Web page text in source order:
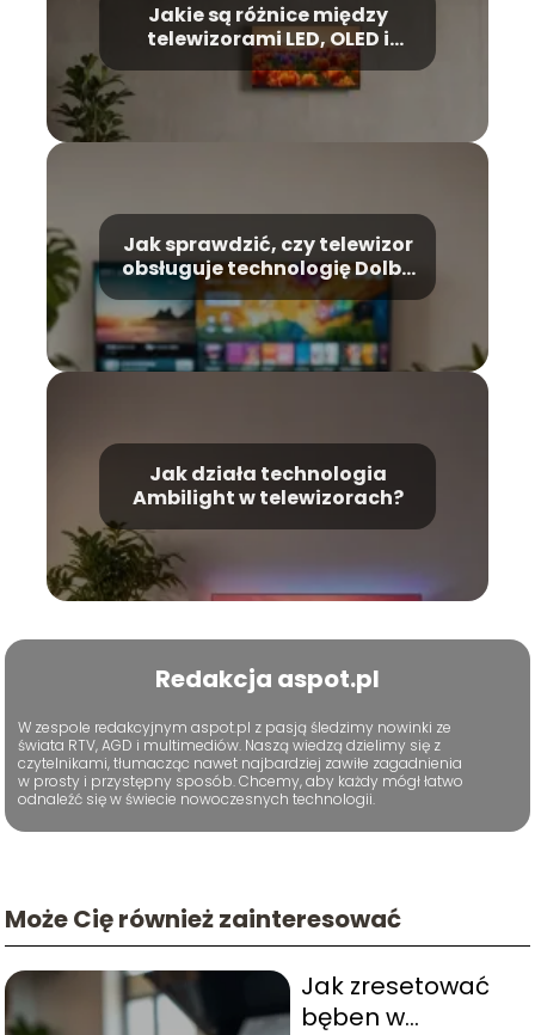
Jakie są różnice między
telewizorami LED, OLED i
QLED?
Jak sprawdzić, czy telewizor
obsługuje technologię Dolby
Atmos?
Jak działa technologia
Ambilight w telewizorach?
Redakcja aspot.pl
W zespole redakcyjnym aspot.pl z pasją śledzimy nowinki ze
świata RTV, AGD i multimediów. Naszą wiedzą dzielimy się z
czytelnikami, tłumacząc nawet najbardziej zawiłe zagadnienia
w prosty i przystępny sposób. Chcemy, aby każdy mógł łatwo
odnaleźć się w świecie nowoczesnych technologii.
Może Cię również zainteresować
Jak zresetować
bęben w